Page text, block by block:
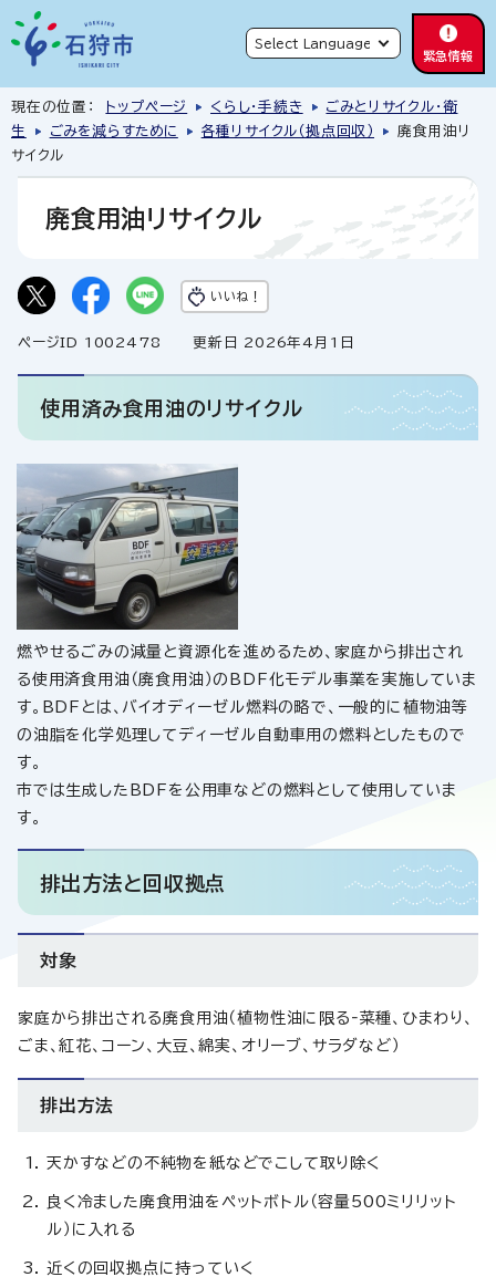
緊急情報
現在の位置： トップページ くらし・手続き
ごみとリサイクル・衛
生
ごみを減らすために 各種リサイクル（拠点回収）
廃食用油リ
サイクル
廃食用油リサイクル
いいね！
ページID 1002478 更新日 2026年4月1日
使用済み食用油のリサイクル
燃やせるごみの減量と資源化を進めるため、家庭から排出され
る使用済食用油（廃食用油）のBDF化モデル事業を実施していま
す。BDFとは、バイオディーゼル燃料の略で、一般的に植物油等
の油脂を化学処理してディーゼル自動車用の燃料としたもので
す。
市では生成したBDFを公用車などの燃料として使用していま
す。
排出方法と回収拠点
対象
家庭から排出される廃食用油（植物性油に限る‐菜種、ひまわり、
ごま、紅花、コーン、大豆、綿実、オリーブ、サラダなど）
排出方法
天かすなどの不純物を紙などでこして取り除く
良く冷ました廃食用油をペットボトル（容量500ミリリット
ル）に入れる
近くの回収拠点に持っていく